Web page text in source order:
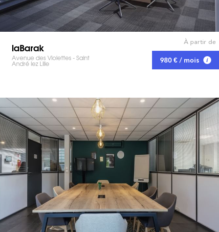
laBarak
Avenue des Violettes - Saint
André lez Lille
À partir de
980 € / mois